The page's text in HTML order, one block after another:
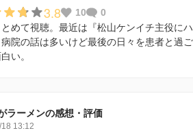
3.8 10
0
めて視聴。最近は『松山ケンイチ主役に
院の話は多いけど最後の日々を患者と過
い。
ラーメンの感想・評価
13:12